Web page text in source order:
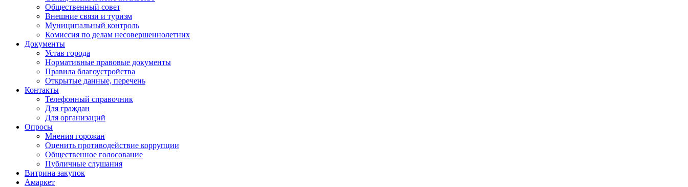
Общественный совет
Внешние связи и туризм
Муниципальный контроль
Комиссия по делам несовершеннолетних
Документы
Устав города
Нормативные правовые документы
Правила благоустройства
Открытые данные, перечень
Контакты
Телефонный справочник
Для граждан
Для организаций
Опросы
Мнения горожан
Оценить противодействие коррупции
Общественное голосование
Публичные слушания
Витрина закупок
Амаркет